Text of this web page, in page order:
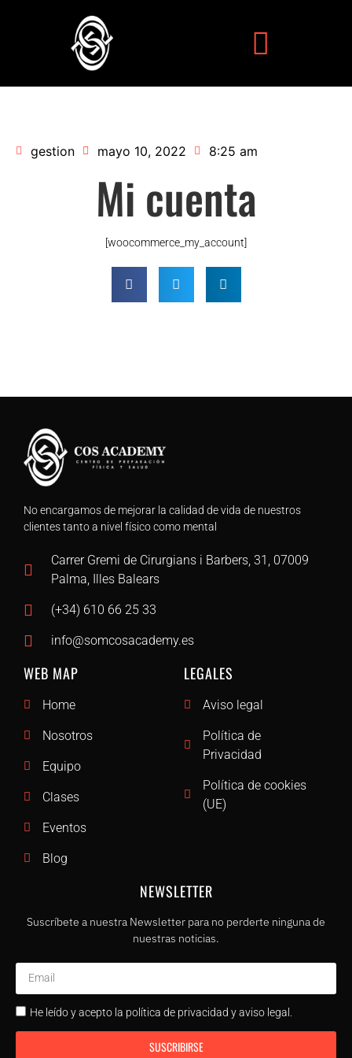
gestion mayo 10, 2022 8:25 am
Mi cuenta
[woocommerce_my_account]
No encargamos de mejorar la calidad de vida de nuestros
clientes tanto a nivel físico como mental
Carrer Gremi de Cirurgians i Barbers, 31, 07009
Palma, Illes Balears
(+34) 610 66 25 33
info@somcosacademy.es
WEB MAP
Home
Nosotros
Equipo
Clases
Eventos
Blog
LEGALES
Aviso legal
Política de
Privacidad
Política de cookies
(UE)
NEWSLETTER
Suscríbete a nuestra Newsletter para no perderte ninguna de
nuestras noticias.
He leído y acepto la política de privacidad y aviso legal.
SUSCRIBIRSE